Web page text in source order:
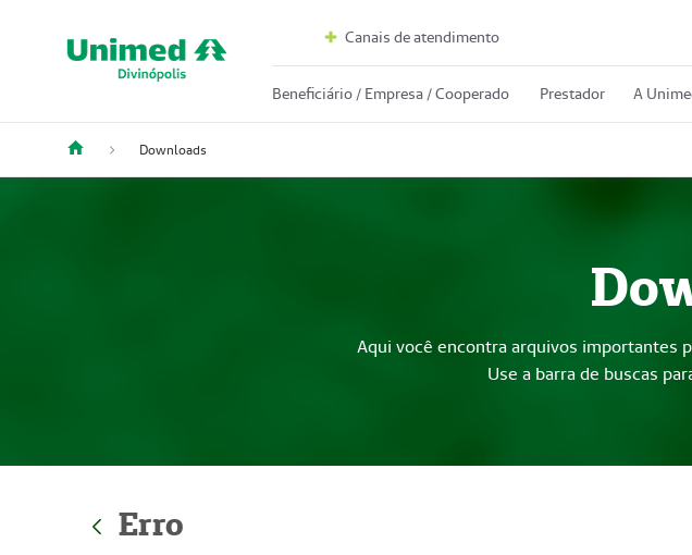
Canais de atendimento
Beneficiário / Empresa / Cooperado Prestador A
Downloads
Aqui você encontra arquivos importantes
Use a barra de buscas
Erro